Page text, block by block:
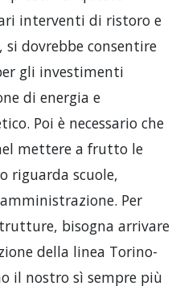
interventi di ristoro e
dovrebbe consentire
gli investimenti
di energia e
Poi è necessario che
mettere a frutto le
riguarda scuole,
Per
bisogna arrivare
della linea Torino-
il nostro sì sempre più